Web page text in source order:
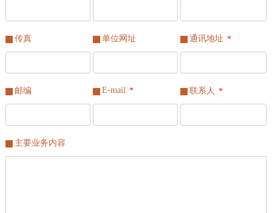
传真 单位网址 通讯地址 *
邮编 E-mail * 联系人 *
主要业务内容